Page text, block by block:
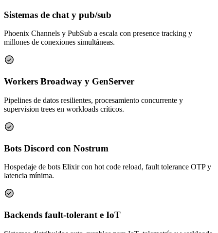
Sistemas de chat y pub/sub
Phoenix Channels y PubSub a escala con presence tracking y
millones de conexiones simultáneas.
Workers Broadway y GenServer
Pipelines de datos resilientes, procesamiento concurrente y
supervision trees en workloads críticos.
Bots Discord con Nostrum
Hospedaje de bots Elixir con hot code reload, fault tolerance OTP y
latencia mínima.
Backends fault-tolerant e IoT